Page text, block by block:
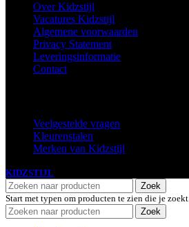
Over Kidzstijl
Vacatures Kidzstijl
Algemene voorwaarden
Privacy Statement
Leveringsinformatie
Contact
Veelgestelde vragen
Kleurenstalen
Merken van Kidzstijl
KIDZSTIJL
Zoek
Start met typen om producten te zien die je zoekt.
Zoek